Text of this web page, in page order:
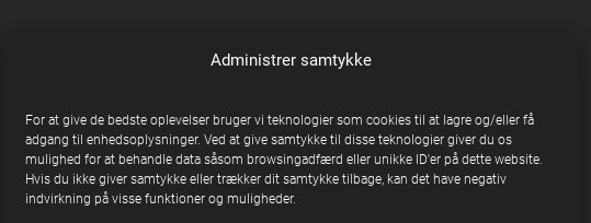
Administrer samtykke
For at give de bedste oplevelser bruger vi teknologier som cookies til at lagre og/eller få
adgang til enhedsoplysninger. Ved at give samtykke til disse teknologier giver du os
mulighed for at behandle data såsom browsingadfærd eller unikke ID'er på dette website.
Hvis du ikke giver samtykke eller trækker dit samtykke tilbage, kan det have negativ
indvirkning på visse funktioner og muligheder.